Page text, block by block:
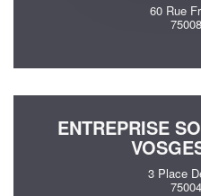
60 Rue
ENTREPRISE
3 Place